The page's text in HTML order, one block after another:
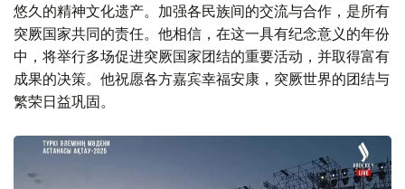
悠久的精神文化遗产。加强各民族间的交流与合作，是所有
突厥国家共同的责任。他相信，在这一具有纪念意义的年份
中，将举行多场促进突厥国家团结的重要活动，并取得富有
成果的决策。他祝愿各方嘉宾幸福安康，突厥世界的团结与
繁荣日益巩固。